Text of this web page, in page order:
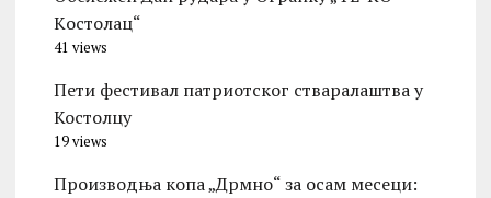
Kостолац“
41 views
Пети фестивал патриотског стваралаштва у
Костолцу
19 views
Производња копа „Дрмно“ за осам месеци: